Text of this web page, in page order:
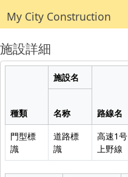
My City Construction
施設詳細
種類
施設名
路線名
名称
門型標
識
道路標
識
高速1号
上野線